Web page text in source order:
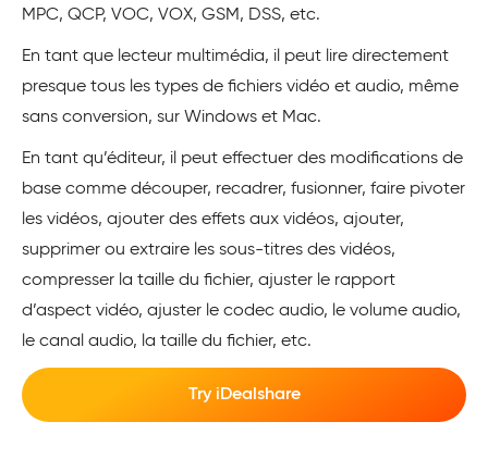
MPC, QCP, VOC, VOX, GSM, DSS, etc.
En tant que lecteur multimédia, il peut lire directement
presque tous les types de fichiers vidéo et audio, même
sans conversion, sur Windows et Mac.
En tant qu’éditeur, il peut effectuer des modifications de
base comme découper, recadrer, fusionner, faire pivoter
les vidéos, ajouter des effets aux vidéos, ajouter,
supprimer ou extraire les sous-titres des vidéos,
compresser la taille du fichier, ajuster le rapport
d’aspect vidéo, ajuster le codec audio, le volume audio,
le canal audio, la taille du fichier, etc.
Try iDealshare